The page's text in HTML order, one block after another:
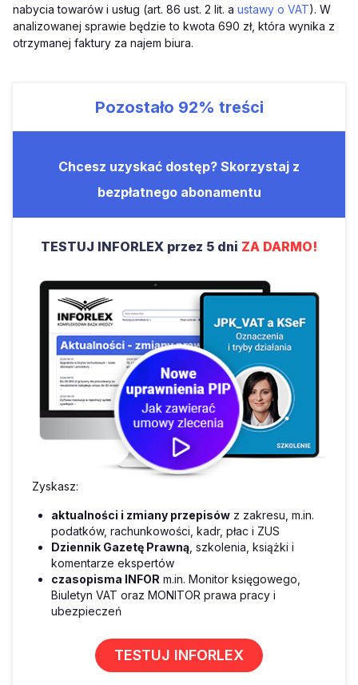
nabycia towarów i usług (art. 86 ust. 2 lit. a ustawy o VAT). W
analizowanej sprawie będzie to kwota 690 zł, która wynika z
otrzymanej faktury za najem biura.
Pozostało 92% treści
Chcesz uzyskać dostęp? Skorzystaj z
bezpłatnego abonamentu
TESTUJ INFORLEX przez 5 dni ZA DARMO!
Zyskasz:
aktualności i zmiany przepisów z zakresu, m.in.
podatków, rachunkowości, kadr, płac i ZUS
Dziennik Gazetę Prawną , szkolenia, książki i
komentarze ekspertów
czasopisma INFOR m.in. Monitor księgowego,
Biuletyn VAT oraz MONITOR prawa pracy i
ubezpieczeń
TESTUJ INFORLEX